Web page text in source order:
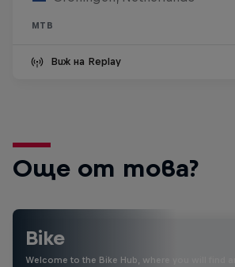
MTB
Виж на Replay
Още от това?
Bike
Welcome to the Bike Hub, where you will find an